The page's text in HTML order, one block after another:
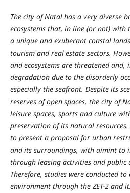
The city of Natal has a very diverse
ecosystems that, in line (or not) with
a unique andexuberant coastal
tourism and real estate sectors.
and ecosystems are threatened and,
degradation due to the disorderly
especially the seafront. Despite its
reserves of open spaces, the city of
leisure spaces, sports and culture
preservation of its natural
to present a proposal for urban
and its surroundings, with aimint to
through leasing activities and public
Therefore, studies were conducted
environment through the ZET-2 and